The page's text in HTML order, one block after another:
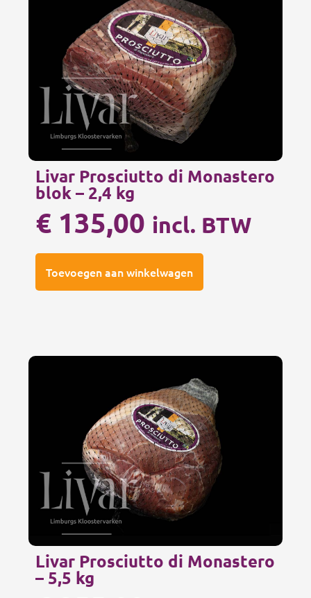
Livar Prosciutto di Monastero
blok – 2,4 kg
€ 135,00 incl. BTW
Toevoegen aan winkelwagen
Livar Prosciutto di Monastero
– 5,5 kg